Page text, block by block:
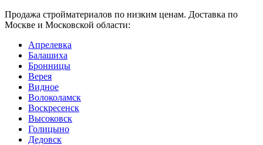
Продажа стройматериалов по низким ценам. Доставка по
Москве и Московской области:
Апрелевка
Балашиха
Бронницы
Верея
Видное
Волоколамск
Воскресенск
Высоковск
Голицыно
Дедовск